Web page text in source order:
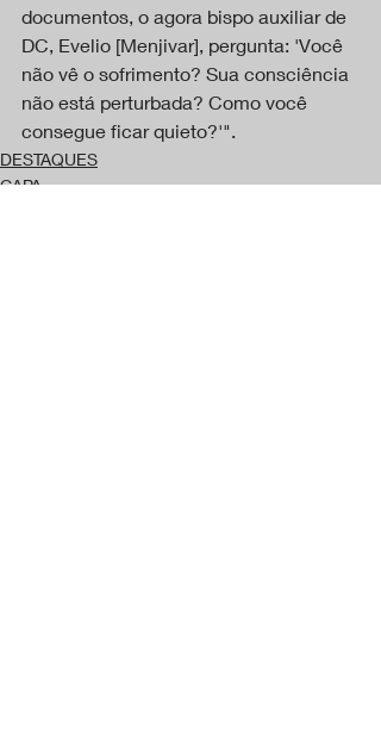
documentos, o agora bispo auxiliar de
DC, Evelio [Menjivar], pergunta: 'Você
não vê o sofrimento? Sua consciência
não está perturbada? Como você
consegue ficar quieto?'".
DESTAQUES
CAPA